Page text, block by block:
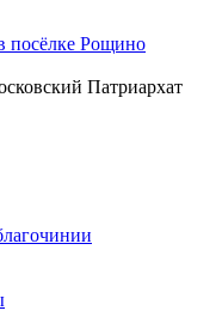
посёлке Рощино
Патриархат